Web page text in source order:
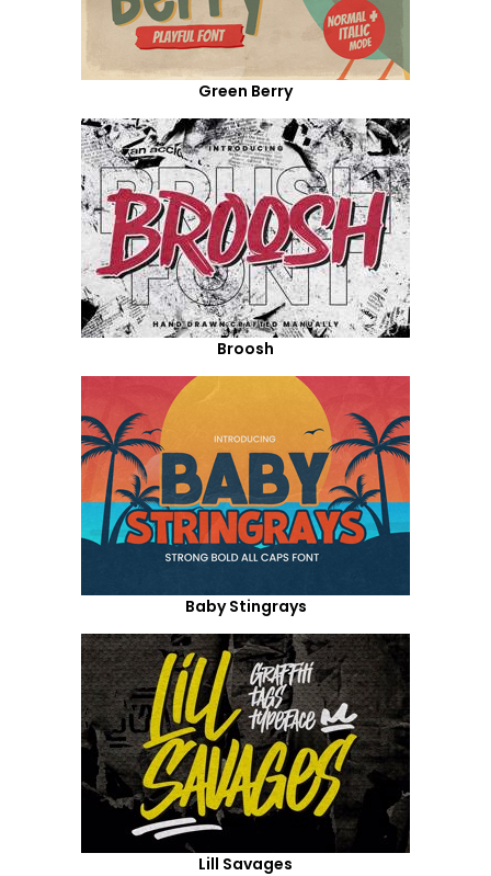
Green Berry
Broosh
Baby Stingrays
Lill Savages